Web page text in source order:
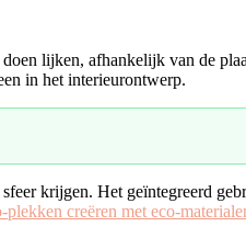
lijken, afhankelijk van de
in het interieurontwerp.
krijgen. Het geïntegreerd
plekken creëren met eco-